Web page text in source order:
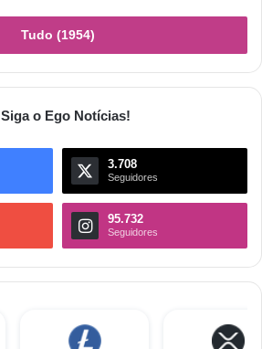
Tudo (1954)
Siga o Ego Notícias!
3.708
Seguidores
95.732
Seguidores